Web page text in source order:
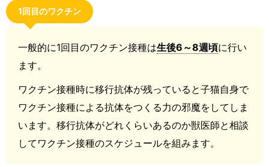
1回目のワクチン
一般的に1回目のワクチン接種は生後6～8週頃に行い
ます。
ワクチン接種時に移行抗体が残っていると子猫自身で
ワクチン接種による抗体をつくる力の邪魔をしてしま
います。移行抗体がどれくらいあるのか獣医師と相談
してワクチン接種のスケジュールを組みます。